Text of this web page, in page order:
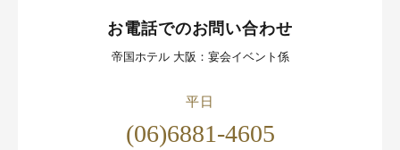
お電話でのお問い合わせ
帝国ホテル 大阪：宴会イベント係
平日
(06)6881-4605